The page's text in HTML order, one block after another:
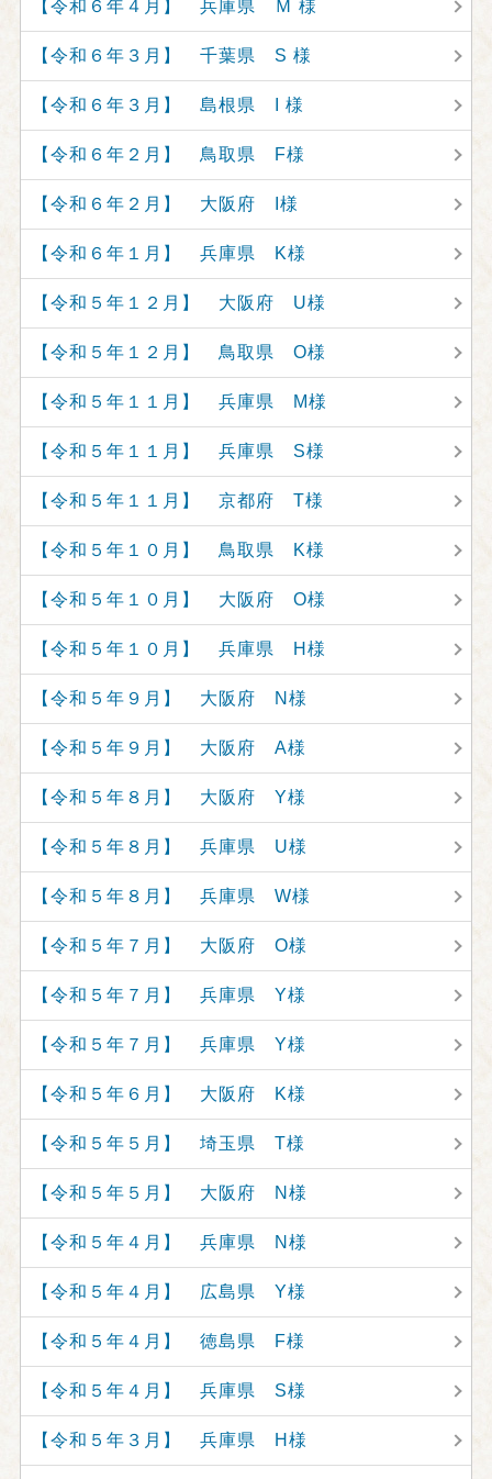
【令和６年４月】 兵庫県 Ｍ 様
【令和６年３月】 千葉県 S 様
【令和６年３月】 島根県 I 様
【令和６年２月】 鳥取県 F様
【令和６年２月】 大阪府 I様
【令和６年１月】 兵庫県 K様
【令和５年１２月】 大阪府 U様
【令和５年１２月】 鳥取県 O様
【令和５年１１月】 兵庫県 M様
【令和５年１１月】 兵庫県 S様
【令和５年１１月】 京都府 T様
【令和５年１０月】 鳥取県 K様
【令和５年１０月】 大阪府 O様
【令和５年１０月】 兵庫県 H様
【令和５年９月】 大阪府 N様
【令和５年９月】 大阪府 A様
【令和５年８月】 大阪府 Y様
【令和５年８月】 兵庫県 U様
【令和５年８月】 兵庫県 W様
【令和５年７月】 大阪府 O様
【令和５年７月】 兵庫県 Y様
【令和５年７月】 兵庫県 Y様
【令和５年６月】 大阪府 K様
【令和５年５月】 埼玉県 T様
【令和５年５月】 大阪府 N様
【令和５年４月】 兵庫県 N様
【令和５年４月】 広島県 Y様
【令和５年４月】 徳島県 F様
【令和５年４月】 兵庫県 S様
【令和５年３月】 兵庫県 H様